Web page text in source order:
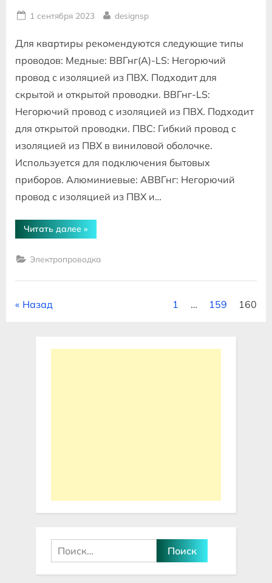
Posted
1 сентября 2023 By
designsp
Для квартиры рекомендуются следующие типы
проводов: Медные: ВВГнг(А)-LS: Негорючий
провод с изоляцией из ПВХ. Подходит для
скрытой и открытой проводки. ВВГнг-LS:
Негорючий провод с изоляцией из ПВХ. Подходит
для открытой проводки. ПВС: Гибкий провод с
изоляцией из ПВХ в виниловой оболочке.
Используется для подключения бытовых
приборов. Алюминиевые: АВВГнг: Негорючий
провод с изоляцией из ПВХ и…
Читать далее “Какой
провод
электропроводки
квартире”
»
Электропроводка
Пагинация
Назад 1 … 159 160
Найти: